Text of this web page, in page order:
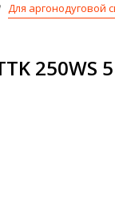
Для аргонодуговой